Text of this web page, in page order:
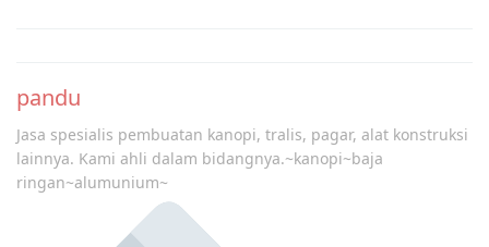
navigation
pandu
Jasa spesialis pembuatan kanopi, tralis, pagar, alat konstruksi
lainnya. Kami ahli dalam bidangnya.~kanopi~baja
ringan~alumunium~